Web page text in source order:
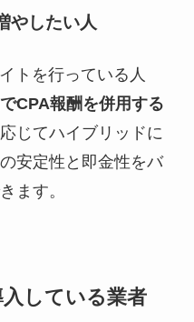
やしたい人
トを行っている人
CPA報酬を併用する
じてハイブリッドに
安定性と即金性をバ
ます。
している業者